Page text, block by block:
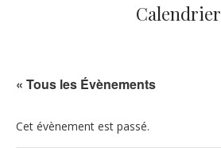
Calendrier
« Tous les Évènements
Cet évènement est passé.